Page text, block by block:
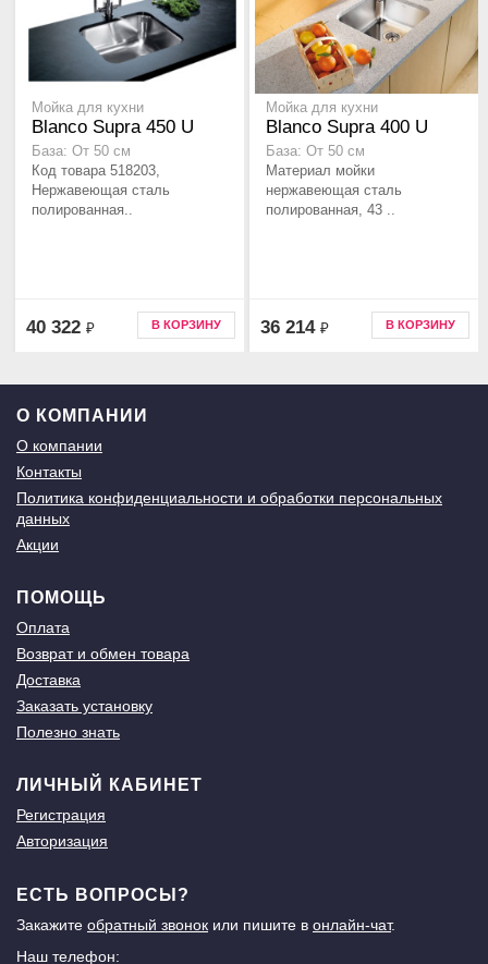
Мойка для кухни
Blanco Supra 450 U
База: От 50 см
Код товара 518203,
Нержавеющая сталь
полированная..
40 322 ₽ В КОРЗИНУ
Мойка для кухни
Blanco Supra 400 U
База: От 50 см
Материал мойки
нержавеющая сталь
полированная, 43 ..
36 214 ₽ В КОРЗИНУ
О КОМПАНИИ
О компании
Контакты
Политика конфиденциальности и обработки персональных
данных
Акции
ПОМОЩЬ
Оплата
Возврат и обмен товара
Доставка
Заказать установку
Полезно знать
ЛИЧНЫЙ КАБИНЕТ
Регистрация
Авторизация
ЕСТЬ ВОПРОСЫ?
Закажите обратный звонок или пишите в онлайн-чат.
Наш телефон: